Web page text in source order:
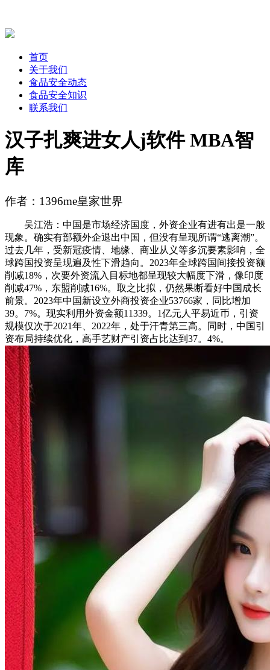
首页
关于我们
食品安全动态
食品安全知识
联系我们
汉子扎爽进女人j软件 MBA智
库
作者：1396me皇家世界
吴江浩：中国是市场经济国度，外资企业有进有出是一般
现象。确实有部额外企退出中国，但没有呈现所谓“逃离潮”。
过去几年，受新冠疫情、地缘、商业从义等多沉要素影响，全
球跨国投资呈现遍及性下滑趋向。2023年全球跨国间接投资额
削减18%，次要外资流入目标地都呈现较大幅度下滑，像印度
削减47%，东盟削减16%。取之比拟，仍然果断看好中国成长
前景。2023年中国新设立外商投资企业53766家，同比增加
39。7%。现实利用外资金额11339。1亿元人平易近币，引资
规模仅次于2021年、2022年，处于汗青第三高。同时，中国引
资布局持续优化，高手艺财产引资占比达到37。4%。